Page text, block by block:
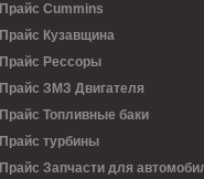
Прайс Cummins
Прайс Кузавщина
Прайс Рессоры
Прайс ЗМЗ Двигателя
Прайс Топливные баки
Прайс турбины
Прайс Запчасти для